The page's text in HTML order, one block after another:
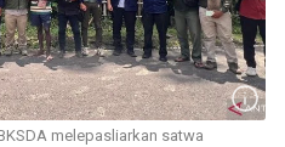
melepasliarkan satwa